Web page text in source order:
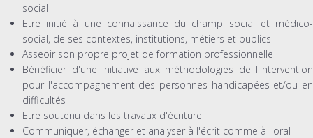
social
Etre initié à une connaissance du champ social et médico-
social, de ses contextes, institutions, métiers et publics
Asseoir son propre projet de formation professionnelle
Bénéficier d'une initiative aux méthodologies de l'intervention
pour l'accompagnement des personnes handicapées et/ou en
difficultés
Etre soutenu dans les travaux d'écriture
Communiquer, échanger et analyser à l'écrit comme à l'oral